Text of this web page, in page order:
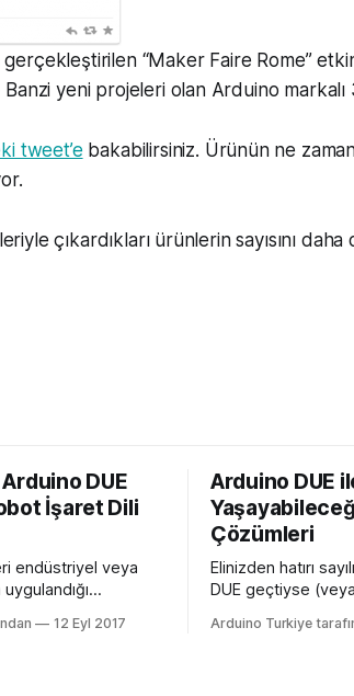
gerçekleştirilen “Maker Faire Rome”
yeni projeleri olan Arduino markalı
tweet’e bakabilirsiniz. Ürünün ne
çıkardıkları ürünlerin sayısını daha
DUE
İşaret Dili
endüstriyel veya
olabilecekleri çok
12 Eyl 2017
Arduino DUE
Çözümleri
Elinizden hatırı
DUE geçtiyse
en az bir tane
Arduino Turkiye